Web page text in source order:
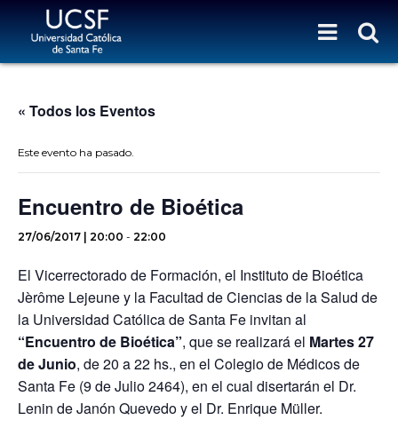
« Todos los Eventos
Este evento ha pasado.
Encuentro de Bioética
27/06/2017 | 20:00 - 22:00
El Vicerrectorado de Formación, el Instituto de Bioética
Jèrôme Lejeune y la Facultad de Ciencias de la Salud de
la Universidad Católica de Santa Fe invitan al
“Encuentro de Bioética”, que se realizará el Martes 27
de Junio, de 20 a 22 hs., en el Colegio de Médicos de
Santa Fe (9 de Julio 2464), en el cual disertarán el Dr.
Lenin de Janón Quevedo y el Dr. Enrique Müller.